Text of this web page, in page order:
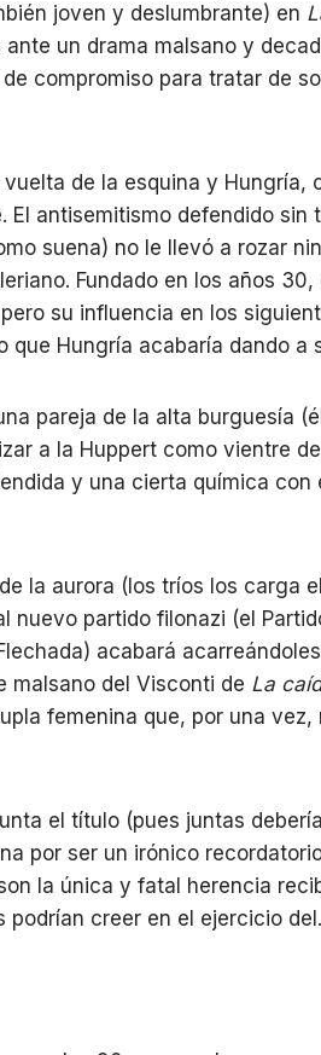
joven y deslumbrante) en
un drama malsano y
compromiso para tratar de
de la esquina y Hungría,
El antisemitismo defendido sin
suena) no le llevó a rozar
Fundado en los años
su influencia en los
Hungría acabaría dando a
pareja de la alta burguesía
a la Huppert como vientre
y una cierta química con
la aurora (los tríos los carga
nuevo partido filonazi (el
acabará
malsano del Visconti de La
femenina que, por una
el título (pues juntas
por ser un irónico
la única y fatal herencia
creer en el ejercicio